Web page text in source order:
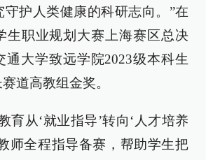
护人类健康的科研志向。”在
生职业规划大赛上海赛区总决
通大学致远学院2023级本科生
道高教组金奖。
育从‘就业指导’转向‘人才培养
师全程指导备赛，帮助学生把